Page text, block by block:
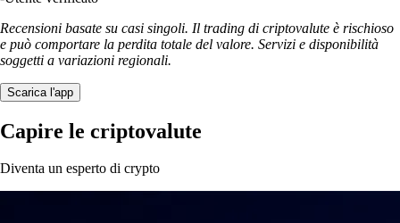
Recensioni basate su casi singoli. Il trading di criptovalute è rischioso
e può comportare la perdita totale del valore. Servizi e disponibilità
soggetti a variazioni regionali.
Scarica l'app
Capire le criptovalute
Diventa un esperto di crypto